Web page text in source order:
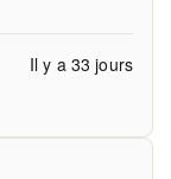
Il y a 33 jours